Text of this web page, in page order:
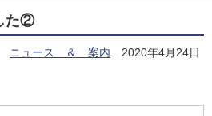
た②
ニュース ＆ 案内 2020年4月24日